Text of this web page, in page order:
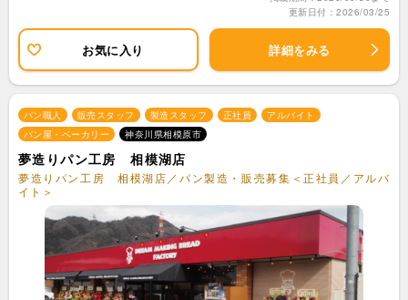
更新日付：2026/03/25
お気に入り 詳細をみる
パン職人 販売スタッフ 製造スタッフ 正社員
アルバイト
パン屋・ベーカリー
神奈川県相模原市
夢造りパン工房 相模湖店
夢造りパン工房 相模湖店／パン製造・販売募集＜正社員／アルバ
イト＞